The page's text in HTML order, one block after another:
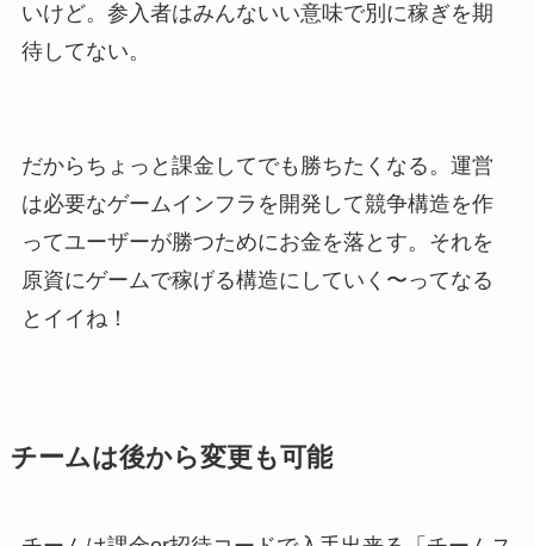
いけど。参入者はみんないい意味で別に稼ぎを期
待してない。
だからちょっと課金してでも勝ちたくなる。運営
は必要なゲームインフラを開発して競争構造を作
ってユーザーが勝つためにお金を落とす。それを
原資にゲームで稼げる構造にしていく〜ってなる
とイイね！
チームは後から変更も可能